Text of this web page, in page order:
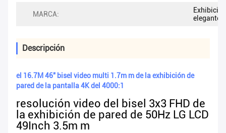
MARCA:
Exhibición
elegante
Descripción
el 16.7M 46" bisel video multi 1.7m m de la exhibición de
pared de la pantalla 4K del 4000:1
resolución video del bisel 3x3 FHD de
la exhibición de pared de 50Hz LG LCD
49Inch 3.5m m